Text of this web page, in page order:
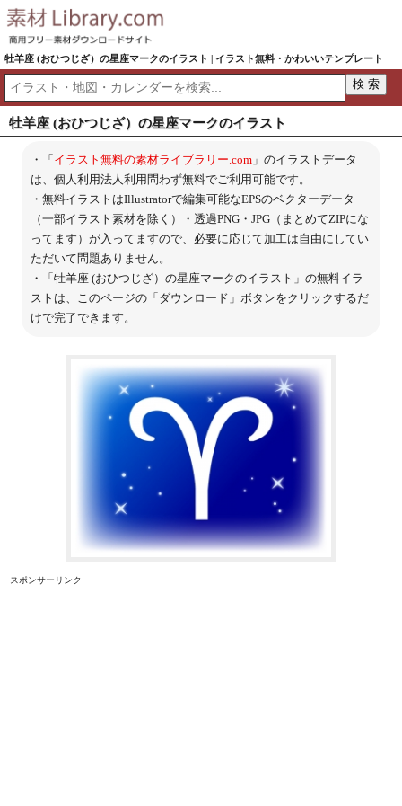
牡羊座 (おひつじざ）の星座マークのイラスト | イラスト無料・かわいいテンプレート
牡羊座 (おひつじざ）の星座マークのイラスト
・「イラスト無料の素材ライブラリー.com」のイラストデータ
は、個人利用法人利用問わず無料でご利用可能です。
・無料イラストはIllustratorで編集可能なEPSのベクターデータ
（一部イラスト素材を除く）・透過PNG・JPG（まとめてZIPにな
ってます）が入ってますので、必要に応じて加工は自由にしてい
ただいて問題ありません。
・「牡羊座 (おひつじざ）の星座マークのイラスト」の無料イラ
ストは、このページの「ダウンロード」ボタンをクリックするだ
けで完了できます。
スポンサーリンク